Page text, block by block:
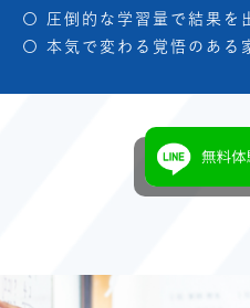
〇 圧倒的な学習量で結果を
〇 本気で変わる覚悟のある